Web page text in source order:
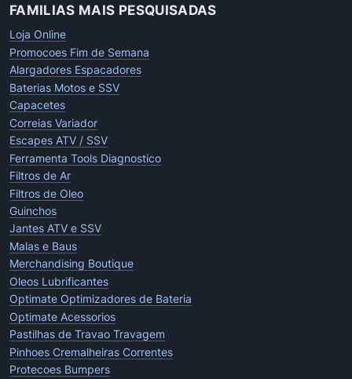
FAMILIAS MAIS PESQUISADAS
Loja Online
Promocoes Fim de Semana
Alargadores Espacadores
Baterias Motos e SSV
Capacetes
Correias Variador
Escapes ATV / SSV
Ferramenta Tools Diagnostico
Filtros de Ar
Filtros de Oleo
Guinchos
Jantes ATV e SSV
Malas e Baus
Merchandising Boutique
Oleos Lubrificantes
Optimate Optimizadores de Bateria
Optimate Acessorios
Pastilhas de Travao Travagem
Pinhoes Cremalheiras Correntes
Protecoes Bumpers